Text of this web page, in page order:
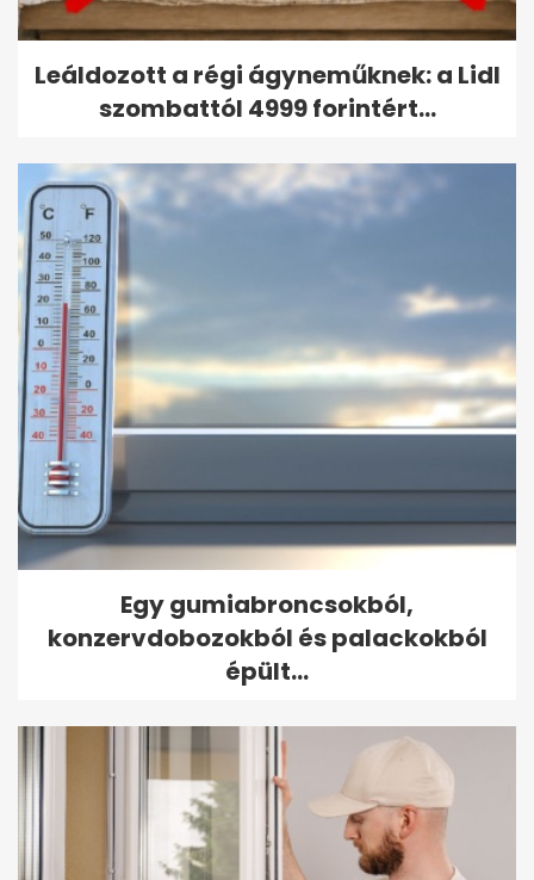
Leáldozott a régi ágyneműknek: a Lidl
szombattól 4999 forintért...
Egy gumiabroncsokból,
konzervdobozokból és palackokból
épült...